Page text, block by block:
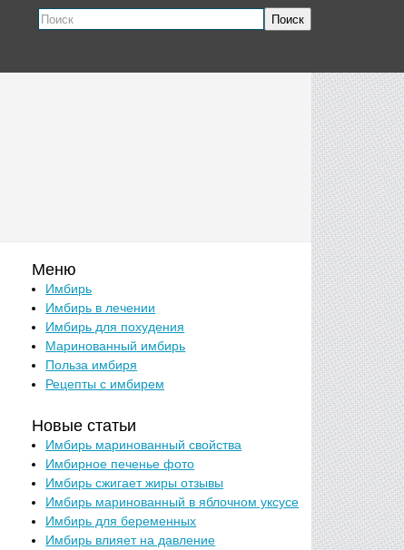
Поиск
Меню
Имбирь
Имбирь в лечении
Имбирь для похудения
Маринованный имбирь
Польза имбиря
Рецепты с имбирем
Новые статьи
Имбирь маринованный свойства
Имбирное печенье фото
Имбирь сжигает жиры отзывы
Имбирь маринованный в яблочном уксусе
Имбирь для беременных
Имбирь влияет на давление